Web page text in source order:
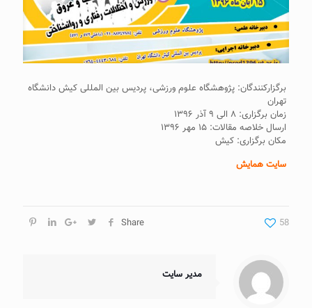
برگزارکنندگان: پژوهشگاه علوم ورزشی، پردیس بین المللی کیش دانشگاه
تهران
زمان برگزاری: ۸ الی ۹ آذر ۱۳۹۶
ارسال خلاصه مقالات: ۱۵ مهر ۱۳۹۶
مکان برگزاری: کیش
سایت همایش
Share 58
مدیر سایت